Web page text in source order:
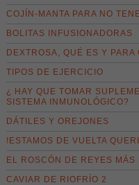
COJÍN-MANTA PARA NO
BOLITAS INFUSIONADORAS
DEXTROSA, QUÉ ES Y
TIPOS DE EJERCICIO
¿ HAY QUE TOMAR
SISTEMA INMUNOLÓGICO?
DÁTILES Y OREJONES
!ESTAMOS DE VUELTA
EL ROSCÓN DE REYES
CAVIAR DE RIOFRÍO 2